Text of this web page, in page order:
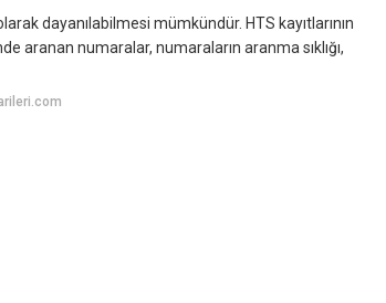
dayanılabilmesi mümkündür. HTS kayıtlarının
aranan numaralar, numaraların aranma sıklığı,